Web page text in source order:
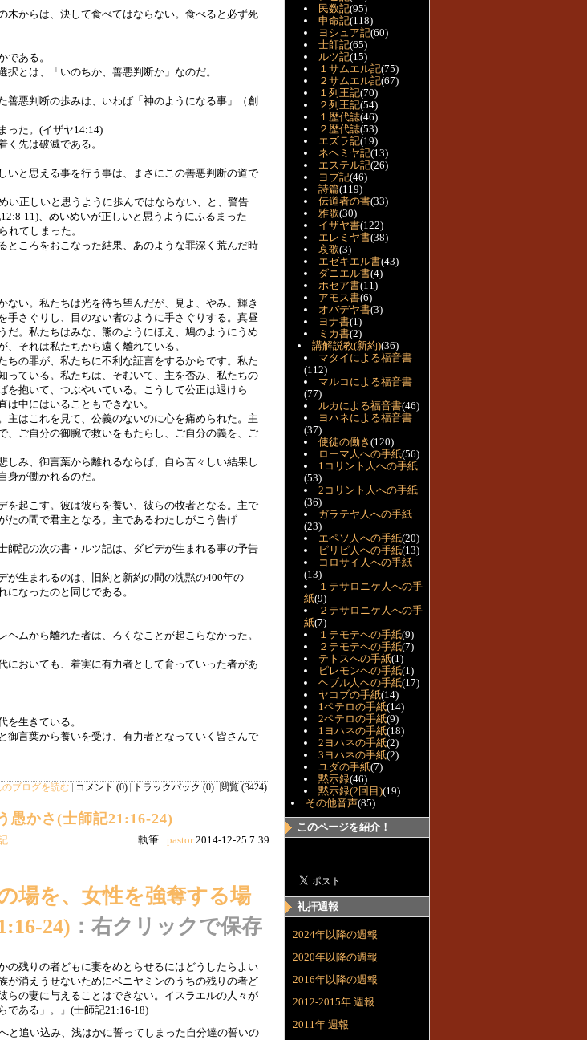
木からは、決して食べてはならない。食べると必ず死
である。
とは、「いのちか、善悪判断か」なのだ。
善悪判断の歩みは、いわば「神のようになる事」（創
った。(イザヤ14:14)
先は破滅である。
いと思える事を行う事は、まさにこの善悪判断の道で
い正しいと思うように歩んではならない、と、警告
11)、めいめいが正しいと思うようにふるまった
れてしまった。
ところをおこなった結果、あのような罪深く荒んだ時
ない。私たちは光を待ち望んだが、見よ、やみ。輝き
手さぐりし、目のない者のように手さぐりする。真昼
。私たちはみな、熊のようにほえ、鳩のようにうめ
それは私たちから遠く離れている。
ちの罪が、私たちに不利な証言をするからです。私た
っている。私たちは、そむいて、主を否み、私たちの
抱いて、つぶやいている。こうして公正は退けら
中にはいることもできない。
主はこれを見て、公義のないのに心を痛められた。主
、ご自分の御腕で救いをもたらし、ご自分の義を、ご
しみ、御言葉から離れるならば、自ら苦々しい結果し
が働かれるのだ。
を起こす。彼は彼らを養い、彼らの牧者となる。主で
たの間で君主となる。主であるわたしがこう告げ
師記の次の書・ルツ記は、ダビデが生まれる事の予告
が生まれるのは、旧約と新約の間の沈黙の400年の
なったのと同じである。
ムから離れた者は、ろくなことが起こらなかった。
においても、着実に有力者として育っていった者があ
生きている。
御言葉から養いを受け、有力者となっていく皆さんで
のブログを読む コメント (0) トラックバック (0) 閲覧 (3424)
愚かさ(士師記21:16-24)
執筆 : pastor 2014-12-25 7:39
場を、女性を強奪する場
24) ：右クリックで保存
の残りの者どもに妻をめとらせるにはどうしたらよい
が消えうせないためにベニヤミンのうちの残りの者ど
らの妻に与えることはできない。イスラエルの人々が
である」。』(士師記21:16-18)
と追い込み、浅はかに誓ってしまった自分達の誓いの
民数記(95)
申命記(118)
ヨシュア記(60)
士師記(65)
ルツ記(15)
１サムエル記(75)
２サムエル記(67)
１列王記(70)
２列王記(54)
１歴代誌(46)
２歴代誌(53)
エズラ記(19)
ネヘミヤ記(13)
エステル記(26)
ヨブ記(46)
詩篇(119)
伝道者の書(33)
雅歌(30)
イザヤ書(122)
エレミヤ書(38)
哀歌(3)
エゼキエル書(43)
ダニエル書(4)
ホセア書(11)
アモス書(6)
オバデヤ書(3)
ヨナ書(1)
ミカ書(2)
講解説教(新約)(36)
マタイによる福音書
(112)
マルコによる福音書
(77)
ルカによる福音書(46)
ヨハネによる福音書
(37)
使徒の働き (120)
ローマ人への手紙(56)
1コリント人への手紙
(53)
2コリント人への手紙
(36)
ガラテヤ人への手紙
(23)
エペソ人への手紙(20)
ピリピ人への手紙(13)
コロサイ人への手紙
(13)
１テサロニケ人への手
紙(9)
２テサロニケ人への手
紙(7)
１テモテへの手紙(9)
２テモテへの手紙(7)
テトスへの手紙(1)
ピレモンへの手紙(1)
ヘブル人への手紙(17)
ヤコブの手紙(14)
1ペテロの手紙(14)
2ペテロの手紙(9)
1ヨハネの手紙(18)
2ヨハネの手紙(2)
3ヨハネの手紙(2)
ユダの手紙(7)
黙示録(46)
黙示録(2回目)(19)
その他音声(85)
このページを紹介！
礼拝週報
2024年以降の週報
2020年以降の週報
2016年以降の週報
2012-2015年 週報
2011年 週報